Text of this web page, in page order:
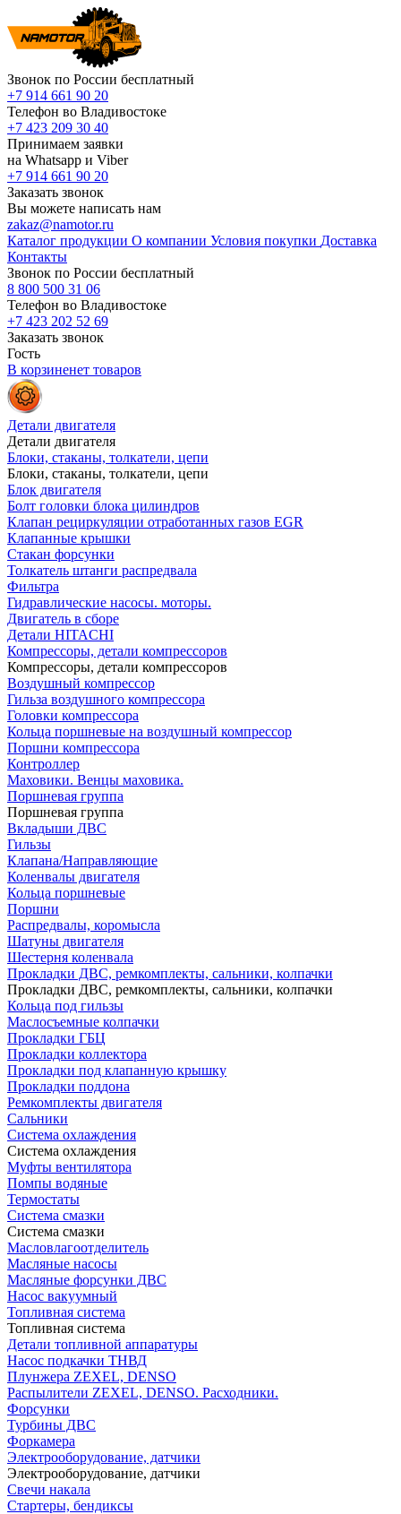
Звонок по России бесплатный
+7 914 661 90 20
Телефон во Владивостоке
+7 423 209 30 40
Принимаем заявки
на Whatsapp и Viber
+7 914 661 90 20
Заказать звонок
Вы можете написать нам
zakaz@namotor.ru
Каталог продукции О компании Условия покупки Доставка
Контакты
Звонок по России бесплатный
8 800 500 31 06
Телефон во Владивостоке
+7 423 202 52 69
Заказать звонок
Гость
В корзиненет товаров
Детали двигателя
Детали двигателя
Блоки, стаканы, толкатели, цепи
Блоки, стаканы, толкатели, цепи
Блок двигателя
Болт головки блока цилиндров
Клапан рециркуляции отработанных газов EGR
Клапанные крышки
Стакан форсунки
Толкатель штанги распредвала
Фильтра
Гидравлические насосы. моторы.
Двигатель в сборе
Детали HITACHI
Компрессоры, детали компрессоров
Компрессоры, детали компрессоров
Воздушный компрессор
Гильза воздушного компрессора
Головки компрессора
Кольца поршневые на воздушный компрессор
Поршни компрессора
Контроллер
Маховики. Венцы маховика.
Поршневая группа
Поршневая группа
Вкладыши ДВС
Гильзы
Клапана/Направляющие
Коленвалы двигателя
Кольца поршневые
Поршни
Распредвалы, коромысла
Шатуны двигателя
Шестерня коленвала
Прокладки ДВС, ремкомплекты, сальники, колпачки
Прокладки ДВС, ремкомплекты, сальники, колпачки
Кольца под гильзы
Маслосъемные колпачки
Прокладки ГБЦ
Прокладки коллектора
Прокладки под клапанную крышку
Прокладки поддона
Ремкомплекты двигателя
Сальники
Система охлаждения
Система охлаждения
Муфты вентилятора
Помпы водяные
Термостаты
Система смазки
Система смазки
Масловлагоотделитель
Масляные насосы
Масляные форсунки ДВС
Насос вакуумный
Топливная система
Топливная система
Детали топливной аппаратуры
Насос подкачки ТНВД
Плунжера ZEXEL, DENSO
Распылители ZEXEL, DENSO. Расходники.
Форсунки
Турбины ДВС
Форкамера
Электрооборудование, датчики
Электрооборудование, датчики
Свечи накала
Стартеры, бендиксы